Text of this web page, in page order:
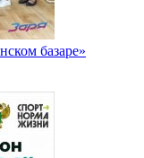
базаре»